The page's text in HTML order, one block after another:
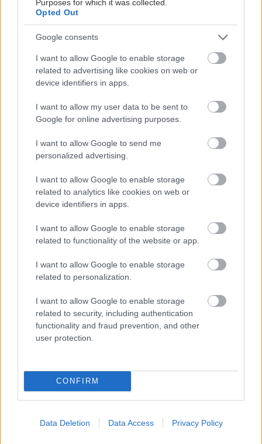
Purposes for which it was collected.
Opted Out
Google consents
I want to allow Google to enable storage
related to advertising like cookies on web or
device identifiers in apps.
I want to allow my user data to be sent to
Google for online advertising purposes.
I want to allow Google to send me
personalized advertising.
I want to allow Google to enable storage
related to analytics like cookies on web or
device identifiers in apps.
I want to allow Google to enable storage
related to functionality of the website or app.
I want to allow Google to enable storage
related to personalization.
I want to allow Google to enable storage
related to security, including authentication
functionality and fraud prevention, and other
user protection.
CONFIRM
Data Deletion Data Access Privacy Policy
«Τα μάτια σου είναι σαν τη θάλασσα... Κι εγώ δεν
ξέρω κολύμπι.»
«Μου δίνεις μια φωτογραφία σου; Θέλω να δείξω
στον Άγιο Βασίλη τι θέλω για δώρο.»
«Μήπως είσαι μάγισσα; Γιατί με το που σε είδα,
εξαφανίστηκαν όλοι οι άλλοι γύρω μου.»
Τελευταίες και χειρότερες έμειναν οι all time
classic αποτυχημένες ατάκες που κάπως, κάπου,
κάποτε είχες ακούσει από κάποιον και σκέφτηκες
ότι θα ήταν καλή ιδέα να τις χρησιμοποιήσεις κι
εσύ παρότι μέσα σου γνώριζες ότι έμοιαζαν με τα
μυνηματάκια που έστελναν στον Αστυνόμο Σαΐνη.
αυτοκαταστροφή.